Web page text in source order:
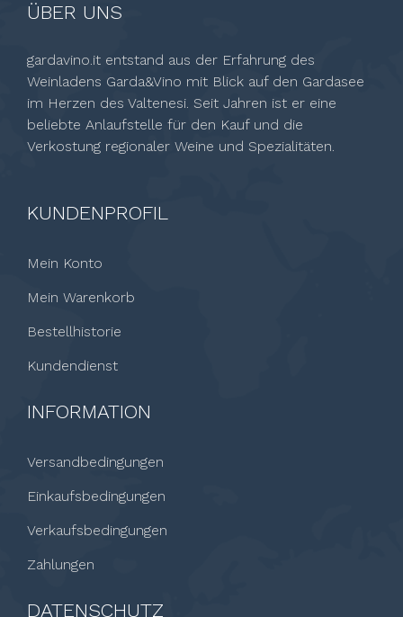
ÜBER UNS
gardavino.it entstand aus der Erfahrung des
Weinladens Garda&Vino mit Blick auf den Gardasee
im Herzen des Valtenesi. Seit Jahren ist er eine
beliebte Anlaufstelle für den Kauf und die
Verkostung regionaler Weine und Spezialitäten.
KUNDENPROFIL
Mein Konto
Mein Warenkorb
Bestellhistorie
Kundendienst
INFORMATION
Versandbedingungen
Einkaufsbedingungen
Verkaufsbedingungen
Zahlungen
DATENSCHUTZ